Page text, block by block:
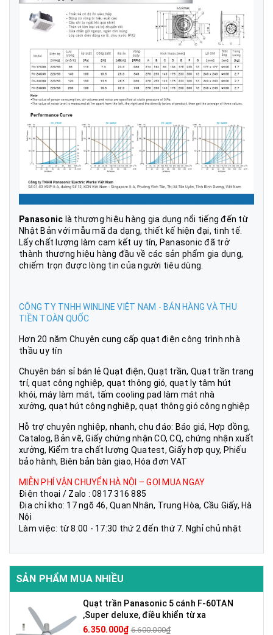
Panasonic là thương hiệu hàng gia dụng nổi tiếng đến từ
Nhật Bản với mẫu mã đa dạng, thiết kế hiện đại, tinh tế.
Lấy chất lượng làm cam kết uy tín, Panasonic đã trở
thành thương hiệu hàng đầu về các sản phẩm gia dụng,
chiếm trọn được lòng tin của người tiêu dùng.
CÔNG TY TNHH WINLINE VIỆT NAM - BÁN HÀNG VÀ THU
TIỀN TOÀN QUỐC
Hơn 20 năm Chuyên cung cấp quạt điện công trình nhà
thầu uy tín
Chuyên bán sỉ bán lẻ Quạt điện, Quạt trần, Quạt trần trang
trí, quạt công nghiệp, quạt thông gió, quạt ly tâm hút
khói, máy làm mát, tấm cooling pad làm mát nhà
xưởng, quạt hút công nghiệp, quạt thông gió công nghiệp
Hỗ trợ chuyên nghiệp, nhanh, chu đáo: Báo giá, Hợp đồng,
Catalog, Bản vẽ, Giấy chứng nhận CO, CQ, chứng nhận xuất
xưởng, Kiểm tra chất lượng Quatest, Giấy hợp quy, Phiếu
bảo hành, Biên bản bàn giao, Hóa đơn VAT
MIỄN PHÍ VẬN CHUYỂN HÀ NỘI – GỌI MUA NGAY
Điện thoại / Zalo : 0817 316 885
Địa chỉ kho: 17 ngõ 46, Quan Nhân, Trung Hòa, Cầu Giấy, Hà
Nội
Làm việc: từ 8:00 - 17:30 thứ 2 đến thứ 7. Nghỉ chủ nhật
SẢN PHẨM MUA NHIỀU
Quạt trần Panasonic 5 cánh F-60TAN
,Super deluxe, điều khiển từ xa
6.350.000₫ 6.600.000₫